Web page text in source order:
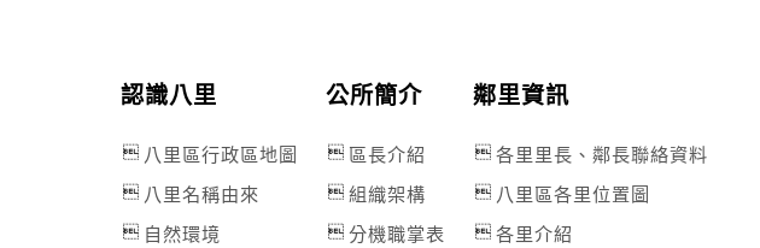
認識八里
八里區行政區地圖
八里名稱由來
自然環境
公所簡介
區長介紹
組織架構
分機職掌表
鄰里資訊
各里里長、鄰長聯絡資料
八里區各里位置圖
各里介紹